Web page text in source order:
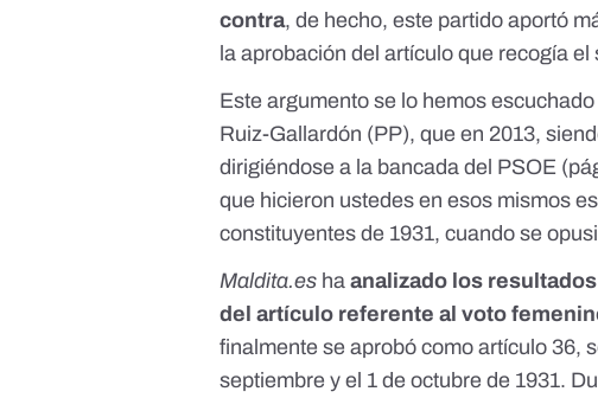
contra, de hecho, este partido aportó
la aprobación del artículo que recogía el
Este argumento se lo hemos
Ruiz-Gallardón (PP), queen 2013,
dirigiéndose a la bancada del PSOE
que hicieron ustedes en esos mismos
constituyentes de 1931, cuando se
Maldita.es haanalizado los
del artículo referente al voto
finalmente se aprobó como artículo 36,
septiembre y el 1 de octubre de 1931.